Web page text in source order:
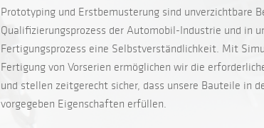
Prototyping und Erstbemusterung sind unverzichtbare
Qualifizierungsprozess der Automobil-Industrie und in
Fertigungsprozess eine Selbstverständlichkeit. Mit
Fertigung von Vorserien ermöglichen wir die
und stellen zeitgerecht sicher, dass unsere Bauteile in
vorgegeben Eigenschaften erfüllen.